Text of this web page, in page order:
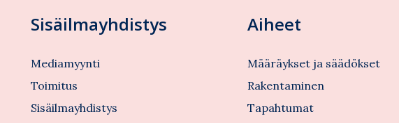
Sisäilmayhdistys
Mediamyynti
Toimitus
Sisäilmayhdistys
Aiheet
Määräykset ja säädökset
Rakentaminen
Tapahtumat